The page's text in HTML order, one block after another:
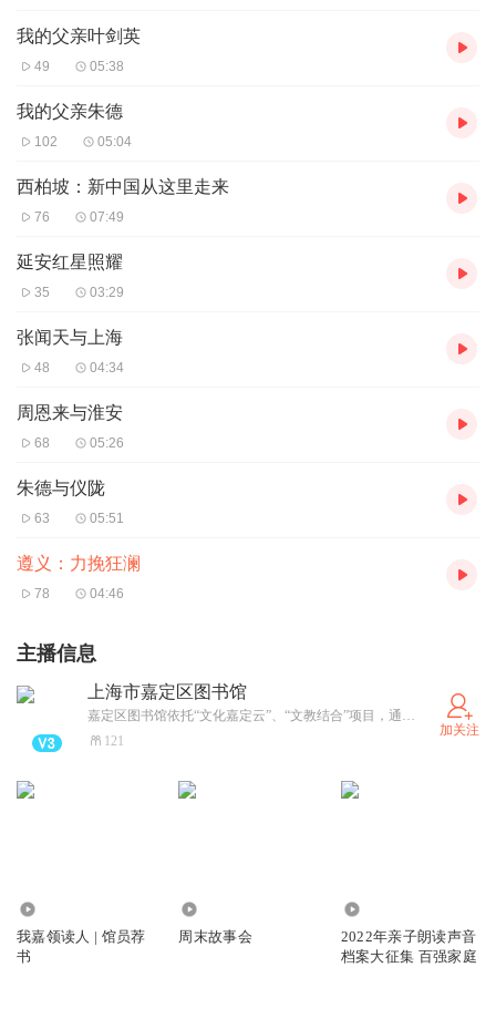
我的父亲叶剑英
49 05:38
我的父亲朱德
102 05:04
西柏坡：新中国从这里走来
76 07:49
延安红星照耀
35 03:29
张闻天与上海
48 04:34
周恩来与淮安
68 05:26
朱德与仪陇
63 05:51
遵义：力挽狂澜
78 04:46
主播信息
上海市嘉定区图书馆
嘉定区图书馆依托“文化嘉定云”、“文教结合”项目，通过上海市民文化节中华优秀传统文化系列赛事、嘉定读书月、嘉图讲座等活动，不断推动服务方式向数字化、优质化转型，让嘉定市民感受到了公共图书馆建设的全新成果。近年来，嘉定区图书馆多次得到国家级、省市级奖项，并被评为国家一级图书馆。年均接待读者逾200万人次，年均举办各类阅读推广活动近700场次。更多疑问可致电021-31220098。
121
加关注
我嘉领读人 | 馆员荐
书
周末故事会
2022年亲子朗读声音
档案大征集 百强家庭